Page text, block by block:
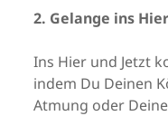
2. Gelange ins
Ins Hier und Jetzt
indem Du Deinen
Atmung oder